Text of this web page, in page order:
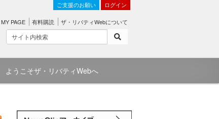
ご支援のお願い ログイン
MY PAGE 有料購読 ザ・リバティWebについて
ようこそザ・リバティWebへ